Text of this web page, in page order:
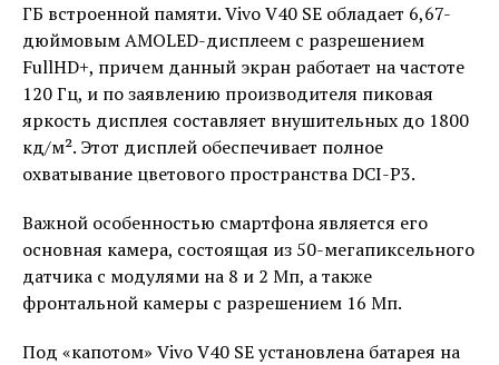
ГБ встроенной памяти. Vivo V40 SE обладает 6,67-
дюймовым AMOLED-дисплеем с разрешением
FullHD+, причем данный экран работает на частоте
120 Гц, и по заявлению производителя пиковая
яркость дисплея составляет внушительных до 1800
кд/м². Этот дисплей обеспечивает полное
охватывание цветового пространства DCI-P3.
Важной особенностью смартфона является его
основная камера, состоящая из 50-мегапиксельного
датчика с модулями на 8 и 2 Мп, а также
фронтальной камеры с разрешением 16 Мп.
Под «капотом» Vivo V40 SE установлена батарея на